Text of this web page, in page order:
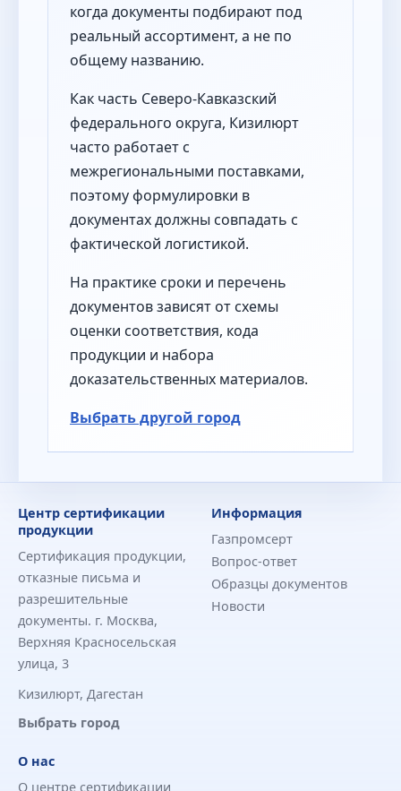
когда документы подбирают под
реальный ассортимент, а не по
общему названию.
Как часть Северо-Кавказский
федерального округа, Кизилюрт
часто работает с
межрегиональными поставками,
поэтому формулировки в
документах должны совпадать с
фактической логистикой.
На практике сроки и перечень
документов зависят от схемы
оценки соответствия, кода
продукции и набора
доказательственных материалов.
Выбрать другой город
Центр сертификации
продукции
Сертификация продукции,
отказные письма и
разрешительные
документы. г. Москва,
Верхняя Красносельская
улица, 3
Кизилюрт, Дагестан
Выбрать город
Информация
Газпромсерт
Вопрос-ответ
Образцы документов
Новости
О нас
О центре сертификации